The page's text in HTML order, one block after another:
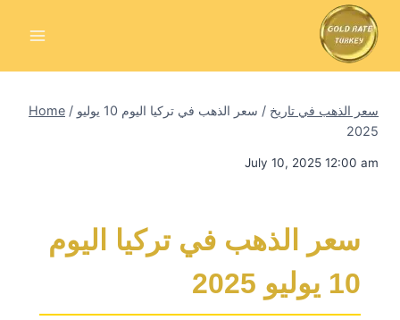
Home / سعر الذهب في تاريخ /
سعر الذهب في تركيا اليوم 10 يوليو
2025
July 10, 2025 12:00 am
سعر الذهب في تركيا اليوم
10 يوليو 2025